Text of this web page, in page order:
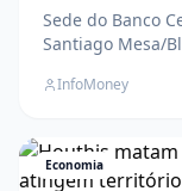
Sede do Banco
Santiago Mesa/
content/uploads/
medidas do
InfoMoney
Economia